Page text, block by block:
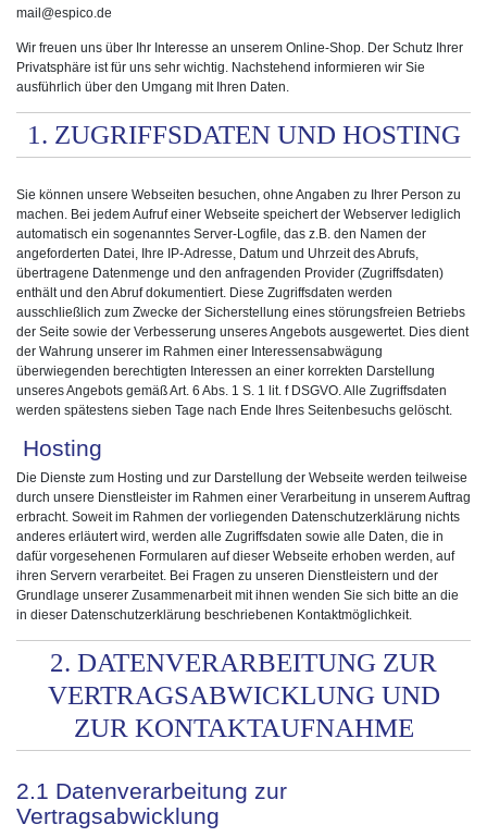
mail@espico.de
Wir freuen uns über Ihr Interesse an unserem Online-Shop. Der Schutz Ihrer
Privatsphäre ist für uns sehr wichtig. Nachstehend informieren wir Sie
ausführlich über den Umgang mit Ihren Daten.
1. ZUGRIFFSDATEN UND HOSTING
Sie können unsere Webseiten besuchen, ohne Angaben zu Ihrer Person zu
machen. Bei jedem Aufruf einer Webseite speichert der Webserver lediglich
automatisch ein sogenanntes Server-Logfile, das z.B. den Namen der
angeforderten Datei, Ihre IP-Adresse, Datum und Uhrzeit des Abrufs,
übertragene Datenmenge und den anfragenden Provider (Zugriffsdaten)
enthält und den Abruf dokumentiert. Diese Zugriffsdaten werden
ausschließlich zum Zwecke der Sicherstellung eines störungsfreien Betriebs
der Seite sowie der Verbesserung unseres Angebots ausgewertet. Dies dient
der Wahrung unserer im Rahmen einer Interessensabwägung
überwiegenden berechtigten Interessen an einer korrekten Darstellung
unseres Angebots gemäß Art. 6 Abs. 1 S. 1 lit. f DSGVO. Alle Zugriffsdaten
werden spätestens sieben Tage nach Ende Ihres Seitenbesuchs gelöscht.
Hosting
Die Dienste zum Hosting und zur Darstellung der Webseite werden teilweise
durch unsere Dienstleister im Rahmen einer Verarbeitung in unserem Auftrag
erbracht. Soweit im Rahmen der vorliegenden Datenschutzerklärung nichts
anderes erläutert wird, werden alle Zugriffsdaten sowie alle Daten, die in
dafür vorgesehenen Formularen auf dieser Webseite erhoben werden, auf
ihren Servern verarbeitet. Bei Fragen zu unseren Dienstleistern und der
Grundlage unserer Zusammenarbeit mit ihnen wenden Sie sich bitte an die
in dieser Datenschutzerklärung beschriebenen Kontaktmöglichkeit.
2. DATENVERARBEITUNG ZUR
VERTRAGSABWICKLUNG UND
ZUR KONTAKTAUFNAHME
2.1 Datenverarbeitung zur
Vertragsabwicklung